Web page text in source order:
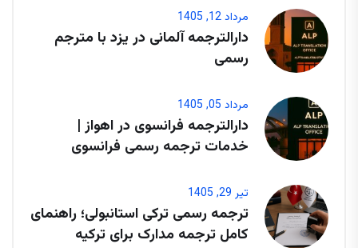
مرداد 12, 1405
دارالترجمه آلمانی در یزد با مترجم
رسمی
مرداد 05, 1405
دارالترجمه فرانسوی در اهواز |
خدمات ترجمه رسمی فرانسوی
تیر 29, 1405
ترجمه رسمی ترکی استانبولی؛ راهنمای
کامل ترجمه مدارک برای ترکیه